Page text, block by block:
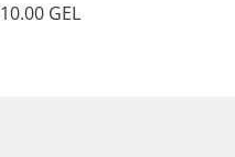
10.00 GEL